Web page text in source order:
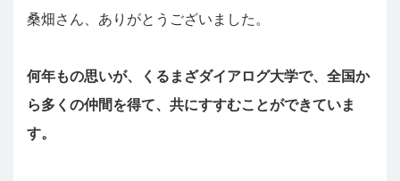
桑畑さん、ありがとうございました。
何年もの思いが、くるまざダイアログ大学で、全国か
ら多くの仲間を得て、共にすすむことができていま
す。